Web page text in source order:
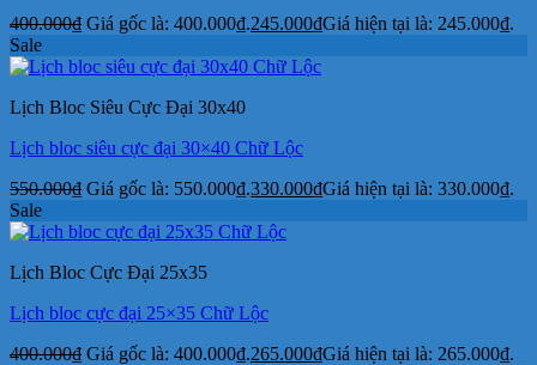
400.000₫ Giá gốc là: 400.000₫.245.000₫Giá hiện tại là: 245.000₫.
Sale
Lịch Bloc Siêu Cực Đại 30x40
Lịch bloc siêu cực đại 30×40 Chữ Lộc
550.000₫ Giá gốc là: 550.000₫.330.000₫Giá hiện tại là: 330.000₫.
Sale
Lịch Bloc Cực Đại 25x35
Lịch bloc cực đại 25×35 Chữ Lộc
400.000₫ Giá gốc là: 400.000₫.265.000₫Giá hiện tại là: 265.000₫.